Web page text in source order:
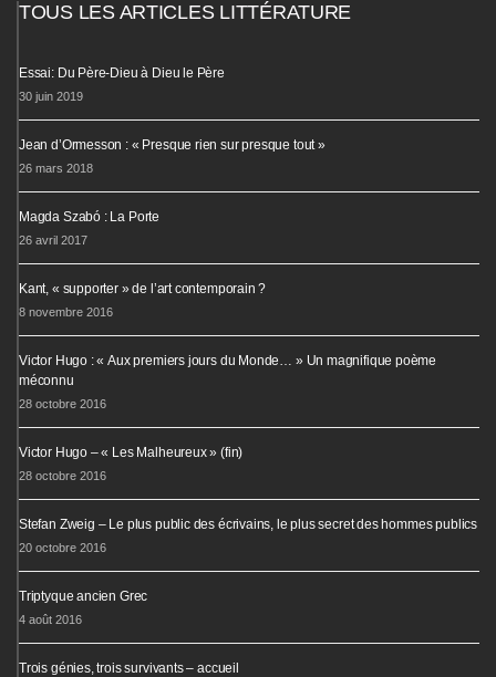
TOUS LES ARTICLES LITTÉRATURE
Essai: Du Père-Dieu à Dieu le Père
30 juin 2019
Jean d’Ormesson : « Presque rien sur presque tout »
26 mars 2018
Magda Szabó : La Porte
26 avril 2017
Kant, « supporter » de l’art contemporain ?
8 novembre 2016
Victor Hugo : « Aux premiers jours du Monde… » Un magnifique poème
méconnu
28 octobre 2016
Victor Hugo – « Les Malheureux » (fin)
28 octobre 2016
Stefan Zweig – Le plus public des écrivains, le plus secret des hommes publics
20 octobre 2016
Triptyque ancien Grec
4 août 2016
Trois génies, trois survivants – accueil